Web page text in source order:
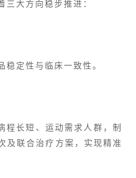
三大方向稳步推进：
稳定性与临床一致性。
长短、运动需求人群，制
及联合治疗方案，实现精准